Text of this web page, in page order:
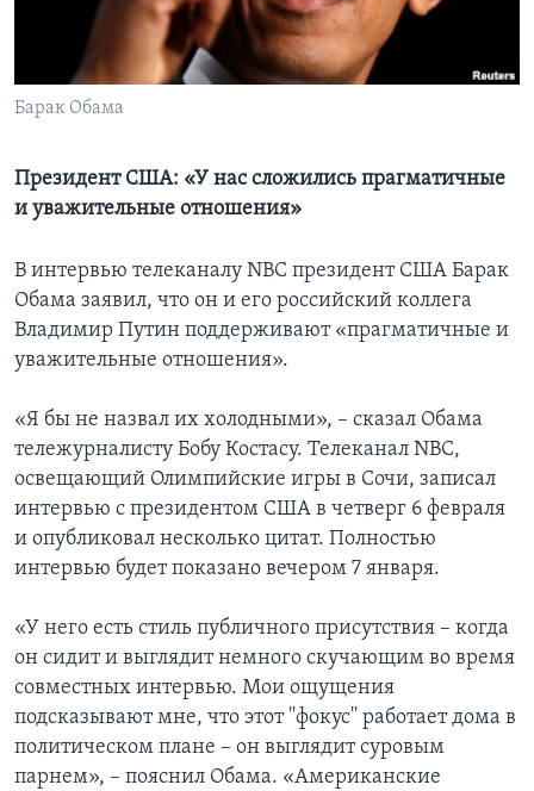
Learning English
СОЦИАЛЬНЫЕ СЕТИ
Языки
Барак Обама
Президент США: «У нас сложились прагматичные
и уважительные отношения»
В интервью телеканалу NBC президент США Барак
Обама заявил, что он и его российский коллега
Владимир Путин поддерживают «прагматичные и
уважительные отношения».
«Я бы не назвал их холодными», – сказал Обама
тележурналисту Бобу Костасу. Телеканал NBC,
освещающий Олимпийские игры в Сочи, записал
интервью с президентом США в четверг 6 февраля
и опубликовал несколько цитат. Полностью
интервью будет показано вечером 7 января.
«У него есть стиль публичного присутствия – когда
он сидит и выглядит немного скучающим во время
совместных интервью. Мои ощущения
подсказывают мне, что этот ''фокус'' работает дома в
политическом плане – он выглядит суровым
парнем», – пояснил Обама. «Американские